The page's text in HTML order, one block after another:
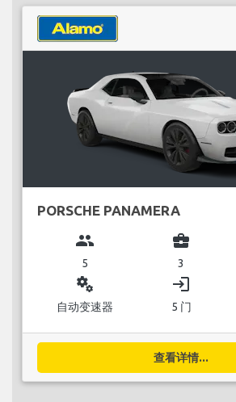
PORSCHE PANAMERA
group
5
business_center
3
miscellaneous_services
自动变速器
login
5 门
查看详情...